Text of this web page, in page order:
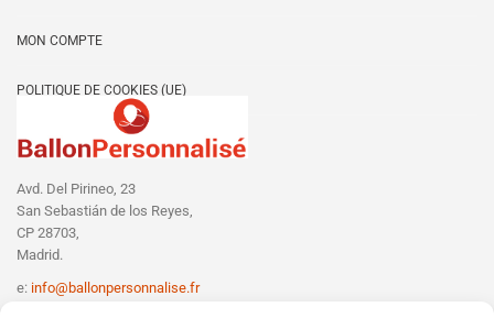
MON COMPTE
POLITIQUE DE COOKIES (UE)
Avd. Del Pirineo, 23
San Sebastián de los Reyes,
CP 28703,
Madrid.
e: info@ballonpersonnalise.fr